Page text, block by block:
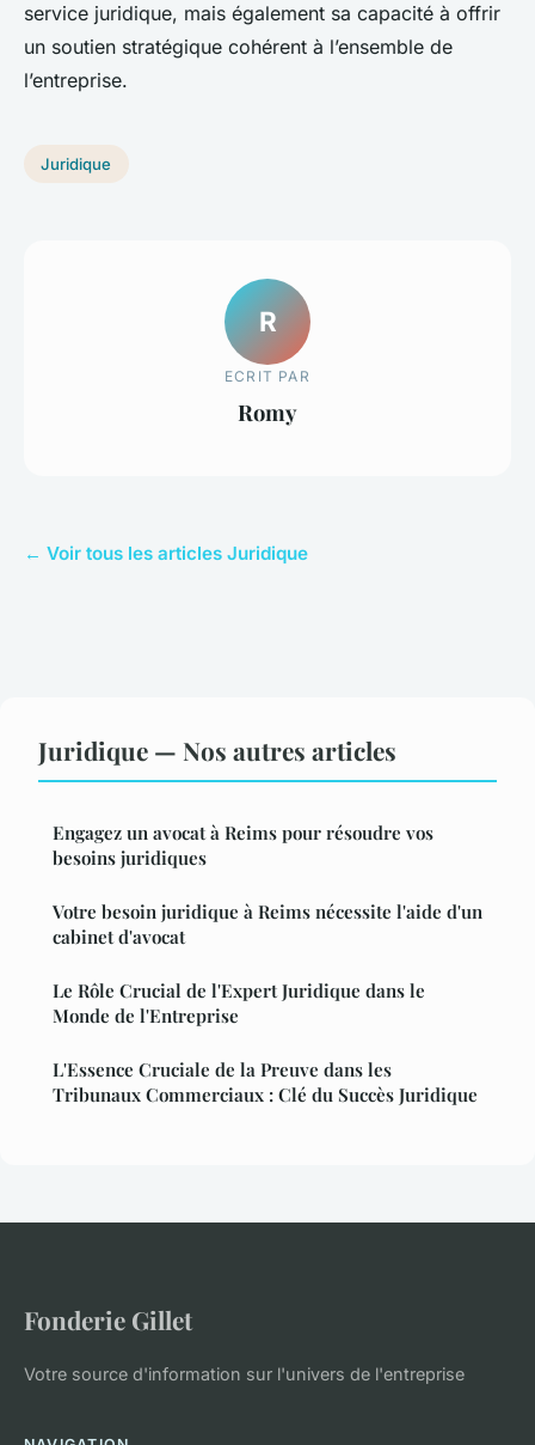
service juridique, mais également sa capacité à offrir
un soutien stratégique cohérent à l’ensemble de
l’entreprise.
Juridique
R
ECRIT PAR
Romy
← Voir tous les articles Juridique
Juridique — Nos autres articles
Engagez un avocat à Reims pour résoudre vos
besoins juridiques
Votre besoin juridique à Reims nécessite l'aide d'un
cabinet d'avocat
Le Rôle Crucial de l'Expert Juridique dans le
Monde de l'Entreprise
L'Essence Cruciale de la Preuve dans les
Tribunaux Commerciaux : Clé du Succès Juridique
Fonderie Gillet
Votre source d'information sur l'univers de l'entreprise